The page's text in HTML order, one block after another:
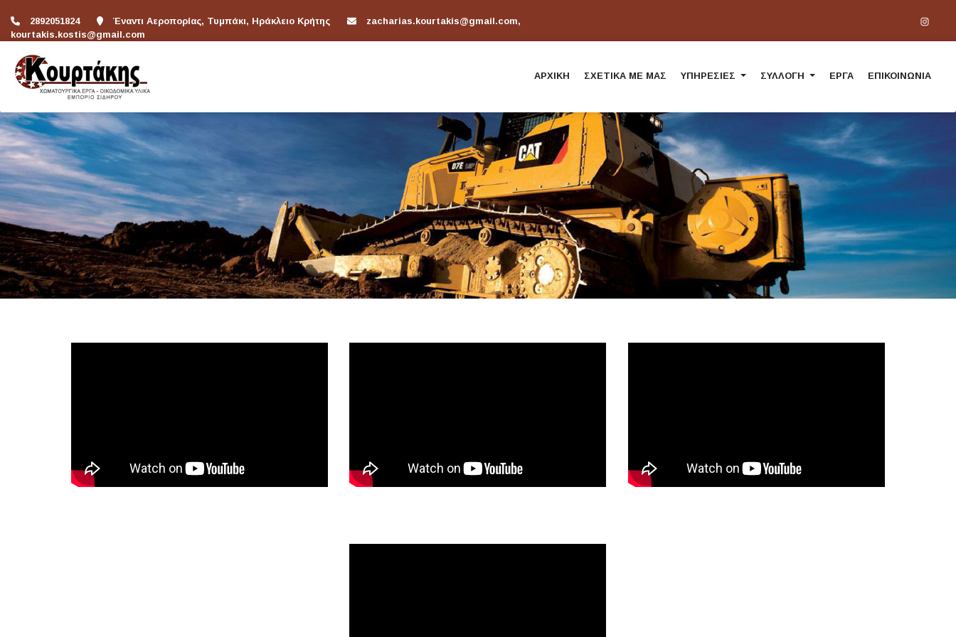
2892051824 Έναντι Αεροπορίας, Τυμπάκι, Ηράκλειο Κρήτης
zacharias.kourtakis@gmail.com,
kourtakis.kostis@gmail.com
ΑΡΧΙΚΗ ΣΧΕΤΙΚΑ ΜΕ ΜΑΣ ΥΠΗΡΕΣΙΕΣ ΣΥΛΛΟΓΗ ΕΡΓΑ ΕΠΙΚΟΙΝΩΝΙΑ